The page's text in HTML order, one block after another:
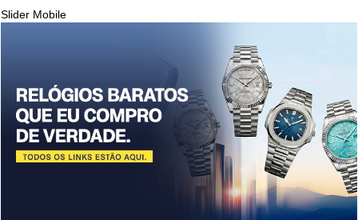
Slider Mobile